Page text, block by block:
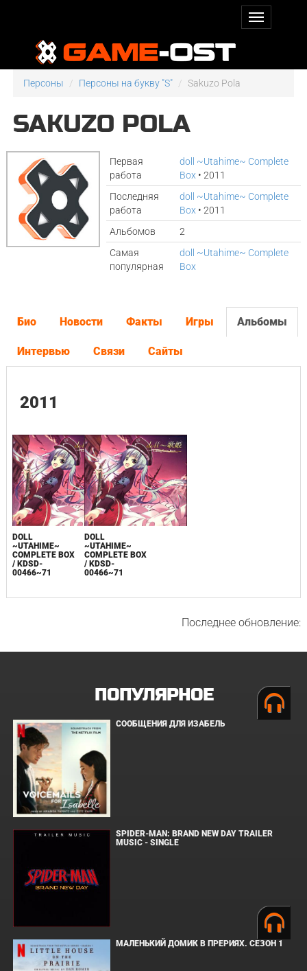
Персоны Персоны на букву "S" Sakuzo Pola
SAKUZO POLA
Первая
работа
doll ~Utahime~ Complete
Box • 2011
Последняя
работа
doll ~Utahime~ Complete
Box • 2011
Альбомов
2
Самая
популярная
doll ~Utahime~ Complete
Box
Био Новости Факты Игры Альбомы
Интервью Связи Сайты
2011
DOLL
~UTAHIME~
COMPLETE BOX
/ KDSD-
00466~71
DOLL
~UTAHIME~
COMPLETE BOX
/ KDSD-
00466~71
Последнее обновление:
ПОПУЛЯРНОЕ
СООБЩЕНИЯ ДЛЯ ИЗАБЕЛЬ
SPIDER-MAN: BRAND NEW DAY TRAILER
MUSIC - SINGLE
МАЛЕНЬКИЙ ДОМИК В ПРЕРИЯХ. СЕЗОН 1